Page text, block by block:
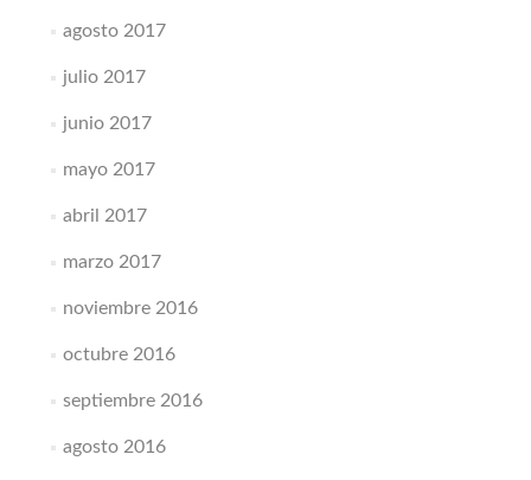
agosto 2017
julio 2017
junio 2017
mayo 2017
abril 2017
marzo 2017
noviembre 2016
octubre 2016
septiembre 2016
agosto 2016